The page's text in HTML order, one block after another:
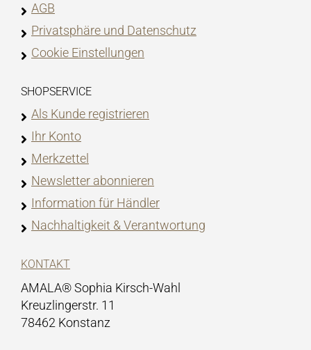
AGB
Privatsphäre und Datenschutz
Cookie Einstellungen
SHOPSERVICE
Als Kunde registrieren
Ihr Konto
Merkzettel
Newsletter abonnieren
Information für Händler
Nachhaltigkeit & Verantwortung
KONTAKT
AMALA® Sophia Kirsch-Wahl
Kreuzlingerstr. 11
78462 Konstanz